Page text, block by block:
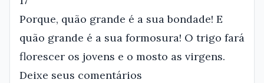
Porque, quão grande é a sua bondade! E
quão grande é a sua formosura! O trigo fará
florescer os jovens e o mosto as virgens.
Deixe seus comentários